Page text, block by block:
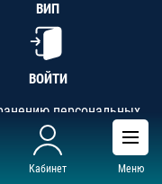
Кабинет Меню
ВИП
ВОЙТИ
персональных
1142300002349,